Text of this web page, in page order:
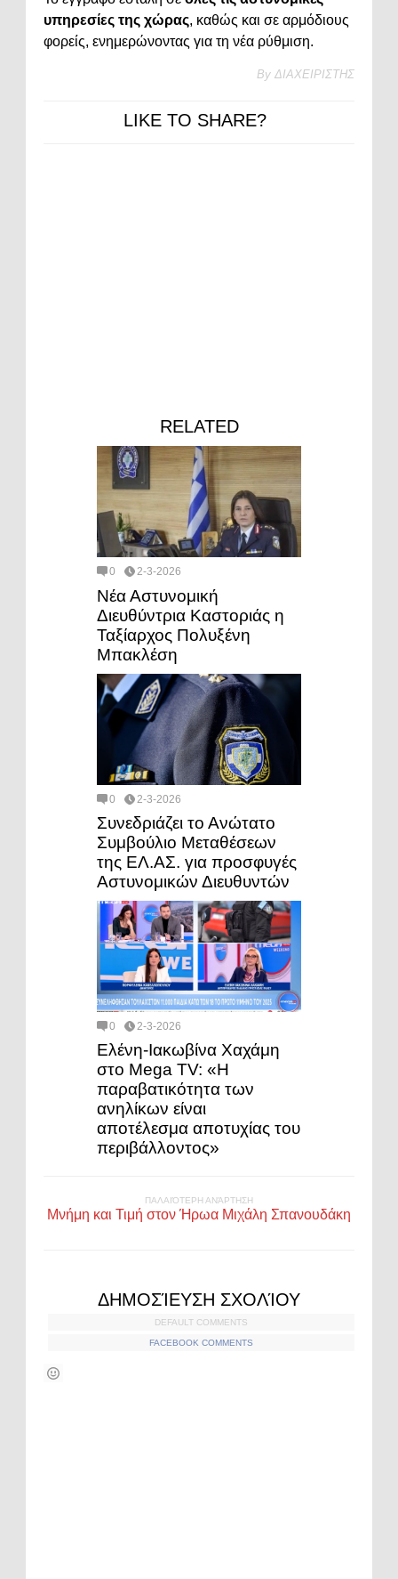
υπηρεσίες της χώρας, καθώς και σε αρμόδιους
φορείς, ενημερώνοντας για τη νέα ρύθμιση.
By ΔΙΑΧΕΙΡΙΣΤΗΣ
LIKE TO SHARE?
RELATED
0 2-3-2026
Νέα Αστυνομική
Διευθύντρια Καστοριάς η
Ταξίαρχος Πολυξένη
Μπακλέση
0 2-3-2026
Συνεδριάζει το Ανώτατο
Συμβούλιο Μεταθέσεων
της ΕΛ.ΑΣ. για προσφυγές
Αστυνομικών Διευθυντών
0 2-3-2026
Ελένη-Ιακωβίνα Χαχάμη
στο Mega TV: «Η
παραβατικότητα των
ανηλίκων είναι
αποτέλεσμα αποτυχίας του
περιβάλλοντος»
ΠΑΛΑΙΌΤΕΡΗ ΑΝΆΡΤΗΣΗ
Μνήμη και Τιμή στον Ήρωα Μιχάλη Σπανουδάκη
ΔΗΜΟΣΊΕΥΣΗ ΣΧΟΛΊΟΥ
DEFAULT COMMENTS
FACEBOOK COMMENTS